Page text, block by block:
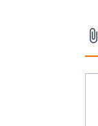
attach_file